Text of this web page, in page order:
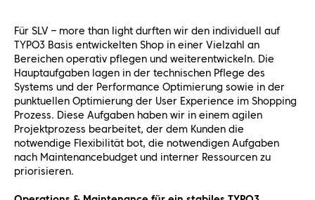
Für SLV – more than light durften wir den individuell auf
TYPO3 Basis entwickelten Shop in einer Vielzahl an
Bereichen operativ pflegen und weiterentwickeln. Die
Hauptaufgaben lagen in der technischen Pflege des
Systems und der Performance Optimierung sowie in der
punktuellen Optimierung der User Experience im Shopping
Prozess. Diese Aufgaben haben wir in einem agilen
Projektprozess bearbeitet, der dem Kunden die
notwendige Flexibilität bot, die notwendigen Aufgaben
nach Maintenancebudget und interner Ressourcen zu
priorisieren.